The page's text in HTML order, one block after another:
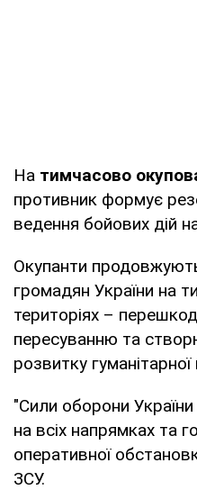
На тимчасово
противник формує
ведення бойових дій
Окупанти
громадян України на
територіях –
пересуванню та
розвитку гуманітарної
"Сили оборони
на всіх напрямках та
оперативної
ЗСУ.